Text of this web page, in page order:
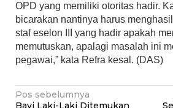
OPD yang memiliki otoritas hadir.
bicarakan nantinya harus
staf eselon III yang hadir apakah
memutuskan, apalagi masalah ini
pegawai,” kata Refra kesal. (DAS)
Navigasi
Pos sebelumnya
Bayi Laki-Laki Ditemukan